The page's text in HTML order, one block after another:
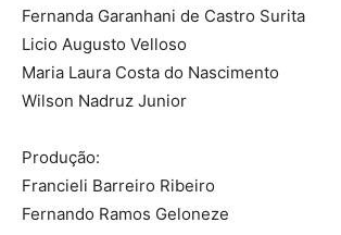
Fernanda Garanhani de Castro Surita
Licio Augusto Velloso
Maria Laura Costa do Nascimento
Wilson Nadruz Junior
Produção:
Francieli Barreiro Ribeiro
Fernando Ramos Geloneze